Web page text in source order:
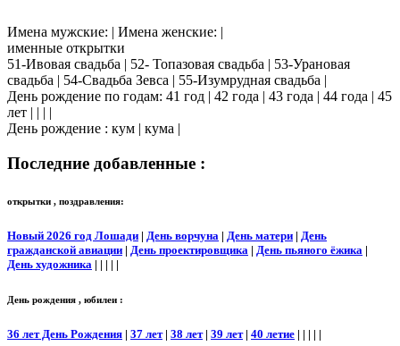
Имена мужские: | Имена женские: |
именные открытки
51-Ивовая свадьба | 52- Топазовая свадьба | 53-Урановая
свадьба | 54-Свадьба Зевса | 55-Изумрудная свадьба |
День рождение по годам: 41 год | 42 года | 43 года | 44 года | 45
лет | | | |
День рождение : кум | кума |
Последние добавленные :
открытки , поздравления:
Новый 2026 год Лошади | День ворчуна | День матери | День
гражданской авиации | День проектировщика | День пьяного ёжика |
День художника | | | | |
День рождения , юбилеи :
36 лет День Рождения | 37 лет| 38 лет| 39 лет| 40 летие | | | | |